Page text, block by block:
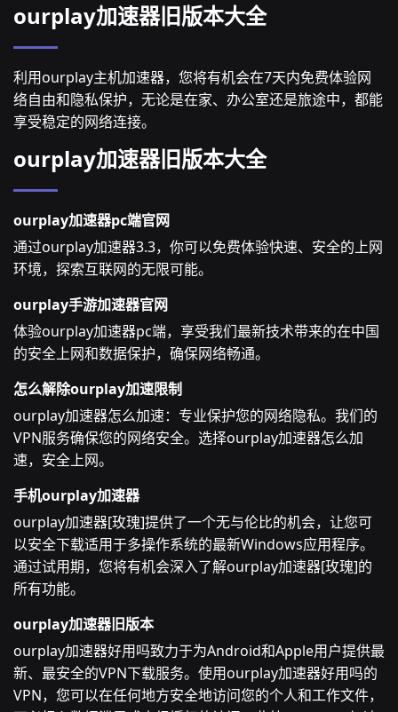
ourplay加速器旧版本大全
利用ourplay主机加速器，您将有机会在7天内免费体验网
络自由和隐私保护，无论是在家、办公室还是旅途中，都能
享受稳定的网络连接。
ourplay加速器旧版本大全
ourplay加速器pc端官网
通过ourplay加速器3.3，你可以免费体验快速、安全的上网
环境，探索互联网的无限可能。
ourplay手游加速器官网
体验ourplay加速器pc端，享受我们最新技术带来的在中国
的安全上网和数据保护，确保网络畅通。
怎么解除ourplay加速限制
ourplay加速器怎么加速：专业保护您的网络隐私。我们的
VPN服务确保您的网络安全。选择ourplay加速器怎么加
速，安全上网。
手机ourplay加速器
ourplay加速器[玫瑰]提供了一个无与伦比的机会，让您可
以安全下载适用于多操作系统的最新Windows应用程序。
通过试用期，您将有机会深入了解ourplay加速器[玫瑰]的
所有功能。
ourplay加速器旧版本
ourplay加速器好用吗致力于为Android和Apple用户提供最
新、最安全的VPN下载服务。使用ourplay加速器好用吗的
VPN，您可以在任何地方安全地访问您的个人和工作文件，